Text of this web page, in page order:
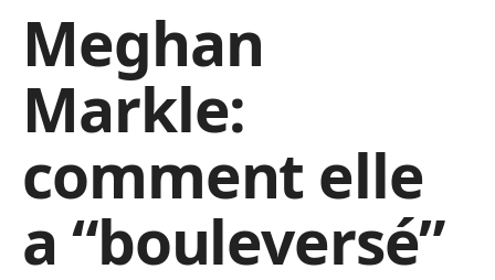
Meghan
Markle:
comment elle
a “bouleversé”